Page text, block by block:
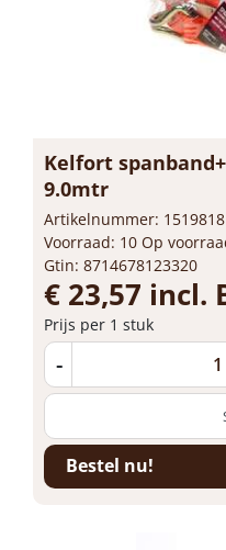
Kelfort
9.0mtr
Artikelnummer: 1519818
Voorraad: 10 Op
Gtin: 8714678123320
€ 23,57 incl.
Prijs per 1 stuk
-
Bestel nu!